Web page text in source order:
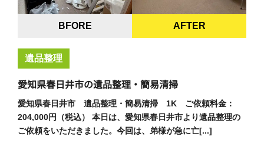
BFORE AFTER
遺品整理
愛知県春日井市の遺品整理・簡易清掃
愛知県春日井市 遺品整理・簡易清掃 1K ご依頼料金：
204,000円（税込） 本日は、愛知県春日井市より遺品整理の
ご依頼をいただきました。今回は、弟様が急に亡[...]